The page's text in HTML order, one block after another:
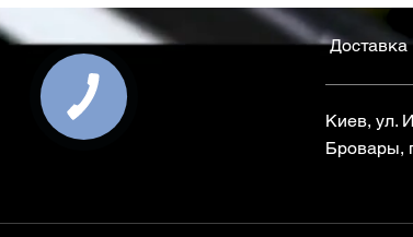
Доставка
Киев, ул.
Бровары,